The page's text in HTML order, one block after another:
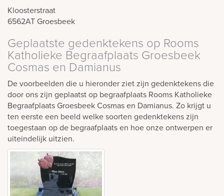
Kloosterstraat
6562AT Groesbeek
Geplaatste gedenktekens op Rooms
Katholieke Begraafplaats Groesbeek
Cosmas en Damianus
De voorbeelden die u hieronder ziet zijn gedenktekens die
door ons zijn geplaatst op begraafplaats Rooms Katholieke
Begraafplaats Groesbeek Cosmas en Damianus. Zo krijgt u
ten eerste een beeld welke soorten gedenktekens zijn
toegestaan op de begraafplaats en hoe onze ontwerpen er
uiteindelijk uitzien.